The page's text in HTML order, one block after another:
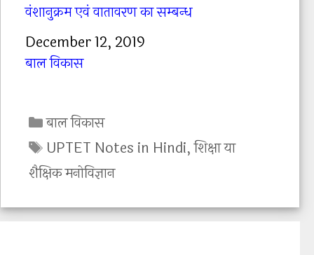
वंशानुक्रम एवं वातावरण का सम्बन्ध
Date
December 12, 2019
In relation to
बाल विकास
C
a
t
e
g
o
बाल विकास
T
a
g
s
UPTET Notes in Hindi,शिक्षा या
शैक्षिक मनोविज्ञान